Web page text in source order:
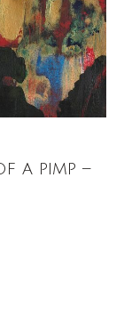
a pimp –